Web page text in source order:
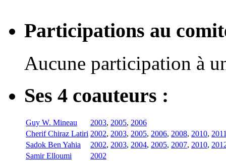
Participations au
Aucune participation à
Ses 4 coauteurs :
Guy W. Mineau 2003, 2005, 2006
Cherif Chiraz Latiri 2002, 2003, 2005, 2006, 2008, 2010,
Sadok Ben Yahia
2002, 2003, 2004, 2005, 2007, 2010,
Samir Elloumi
2002